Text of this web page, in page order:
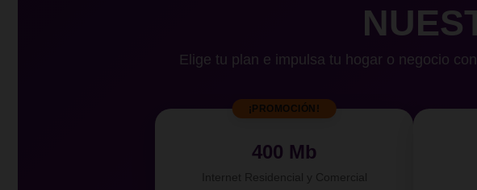
Elige tu plan e impulsa tu hogar o negocio
¡PROMOCIÓN!
400 Mb